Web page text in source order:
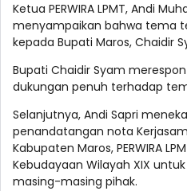
Ketua PERWIRA LPMT, Andi
menyampaikan bahwa tema
kepada Bupati Maros, Chaidir
Bupati Chaidir Syam
dukungan penuh terhadap
Selanjutnya, Andi Sapri
penandatangan nota
Kabupaten Maros, PERWIRA
Kebudayaan Wilayah XIX
masing-masing pihak.